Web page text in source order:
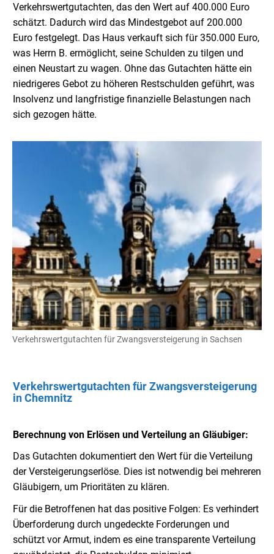
Verkehrswertgutachten, das den Wert auf 400.000 Euro
schätzt. Dadurch wird das Mindestgebot auf 200.000
Euro festgelegt. Das Haus verkauft sich für 350.000 Euro,
was Herrn B. ermöglicht, seine Schulden zu tilgen und
einen Neustart zu wagen. Ohne das Gutachten hätte ein
niedrigeres Gebot zu höheren Restschulden geführt, was
Insolvenz und langfristige finanzielle Belastungen nach
sich gezogen hätte.
Verkehrswertgutachten für Zwangsversteigerung in Sachsen
Verkehrswertgutachten für Zwangsversteigerung
in Chemnitz
Berechnung von Erlösen und Verteilung an Gläubiger:
Das Gutachten dokumentiert den Wert für die Verteilung
der Versteigerungserlöse. Dies ist notwendig bei mehreren
Gläubigern, um Prioritäten zu klären.
Für die Betroffenen hat das positive Folgen: Es verhindert
Überforderung durch ungedeckte Forderungen und
schützt vor Armut, indem es eine transparente Verteilung